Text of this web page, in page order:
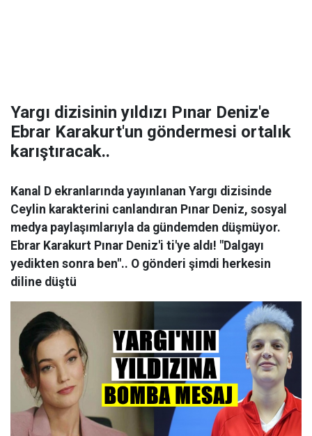
Yargı dizisinin yıldızı Pınar Deniz'e
Ebrar Karakurt'un göndermesi ortalık
karıştıracak..
Kanal D ekranlarında yayınlanan Yargı dizisinde
Ceylin karakterini canlandıran Pınar Deniz, sosyal
medya paylaşımlarıyla da gündemden düşmüyor.
Ebrar Karakurt Pınar Deniz'i ti'ye aldı! "Dalgayı
yedikten sonra ben".. O gönderi şimdi herkesin
diline düştü